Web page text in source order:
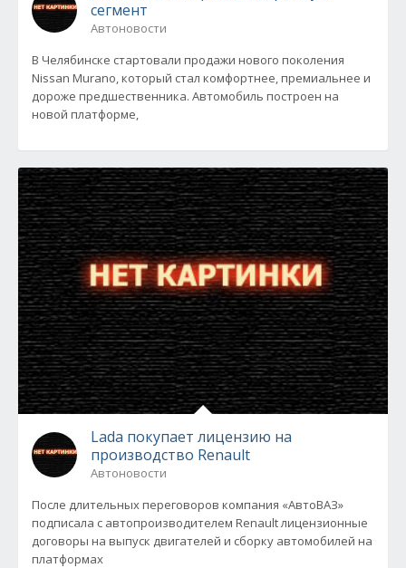
сегмент
Автоновости
В Челябинске стартовали продажи нового поколения
Nissan Murano, который стал комфортнее, премиальнее и
дороже предшественника. Автомобиль построен на
новой платформе,
Lada покупает лицензию на
производство Renault
Автоновости
После длительных переговоров компания «АвтоВАЗ»
подписала с автопроизводителем Renault лицензионные
договоры на выпуск двигателей и сборку автомобилей на
платформах